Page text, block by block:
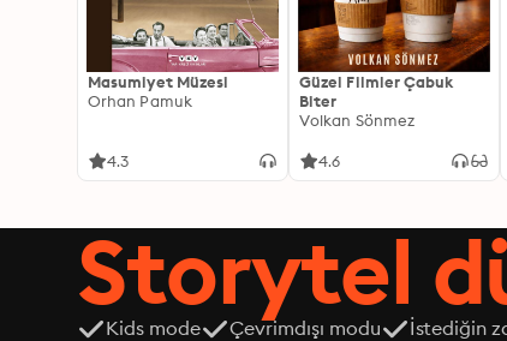
Masumiyet Müzesi
Orhan Pamuk
4.3
Güzel Filmler Çabuk
Biter
Volkan Sönmez
4.6
Storytel
Kids mode Çevrimdışı modu İstediğin